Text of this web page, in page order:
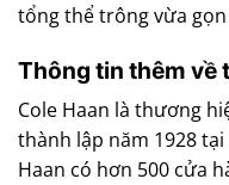
tổng thể trông vừa
Thông tin thêm về
Cole Haan là thương
thành lập năm 1928 tại
Haan có hơn 500 cửa